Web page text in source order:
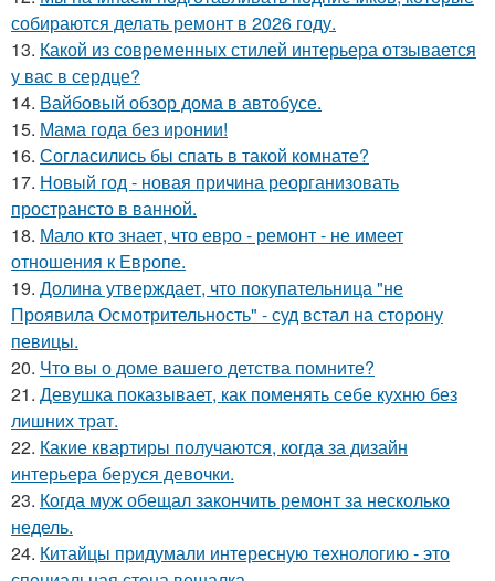
собираются делать ремонт в 2026 году.
13. Какой из современных стилей интерьера отзывается
у вас в сердце?
14. Вайбовый обзор дома в автобусе.
15. Мама года без иронии!
16. Согласились бы спать в такой комнате?
17. Новый год - новая причина реорганизовать
пространсто в ванной.
18. Мало кто знает, что евро - ремонт - не имеет
отношения к Европе.
19. Долина утверждает, что покупательница "не
Проявила Осмотрительность" - суд встал на сторону
певицы.
20. Что вы о доме вашего детства помните?
21. Девушка показывает, как поменять себе кухню без
лишних трат.
22. Какие квартиры получаются, когда за дизайн
интерьера беруся девочки.
23. Когда муж обещал закончить ремонт за несколько
недель.
24. Китайцы придумали интересную технологию - это